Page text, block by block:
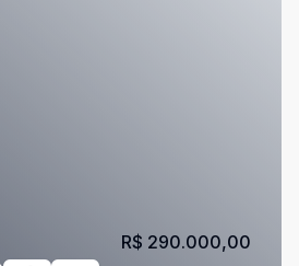
R$ 290.000,00